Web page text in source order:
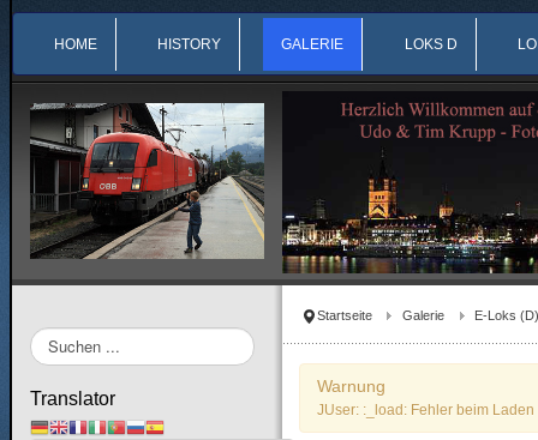
HOME HISTORY GALERIE LOKS D
Startseite Galerie E-Loks (D)
Warnung
JUser: :_load: Fehler beim
Suchen
...
Translator